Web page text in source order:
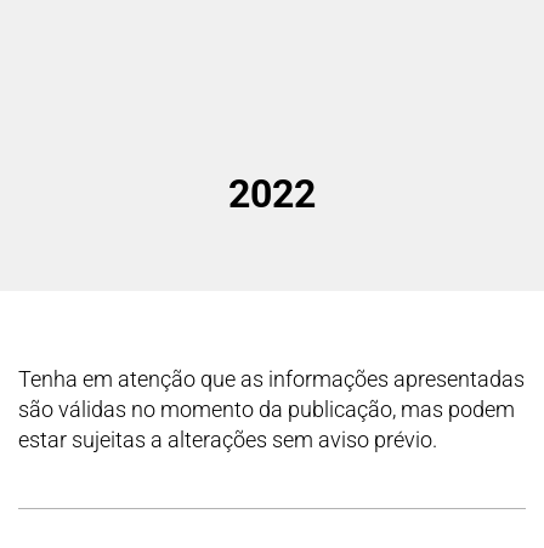
2022
Tenha em atenção que as informações apresentadas
são válidas no momento da publicação, mas podem
estar sujeitas a alterações sem aviso prévio.